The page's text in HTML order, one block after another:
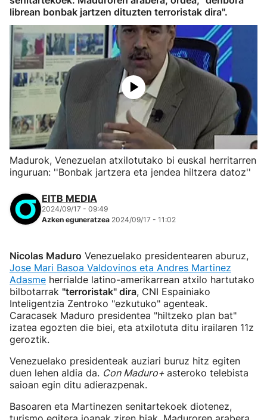
librean bonbak jartzen dituzten terroristak dira".
Madurok, Venezuelan atxilotutako bi euskal herritarren
inguruan: ''Bonbak jartzera eta jendea hiltzera datoz''
EITB MEDIA
2024/09/17 - 09:49
Azken eguneratzea 2024/09/17 - 11:02
Nicolas Maduro Venezuelako presidentearen aburuz,
Jose Mari Basoa Valdovinos eta Andres Martinez
Adasme herrialde latino-amerikarrean atxilo hartutako
bilbotarrak "terroristak" dira, CNI Espainiako
Inteligentzia Zentroko "ezkutuko" agenteak.
Caracasek Maduro presidentea "hiltzeko plan bat"
izatea egozten die biei, eta atxilotuta ditu irailaren 11z
geroztik.
Venezuelako presidenteak auziari buruz hitz egiten
duen lehen aldia da. Con Maduro+ asteroko telebista
saioan egin ditu adierazpenak.
Basoaren eta Martinezen senitartekoek diotenez,